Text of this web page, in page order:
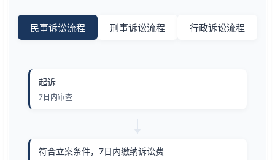
民事诉讼流程 刑事诉讼流程 行政诉讼流程
起诉
7日内审查
符合立案条件，7日内缴纳诉讼费